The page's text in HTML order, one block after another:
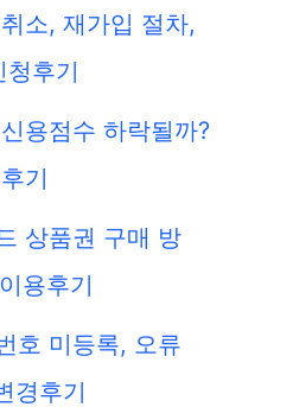
소, 재가입 절차,
후기
용점수 하락될까?
기
상품권 구매 방
용후기
호 미등록, 오류
경후기